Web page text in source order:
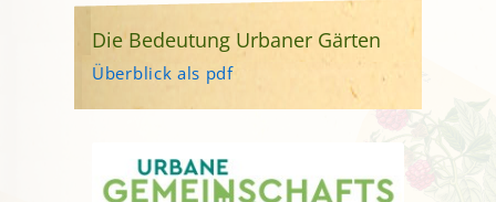
Die Bedeutung Urbaner Gärten
Überblick als pdf